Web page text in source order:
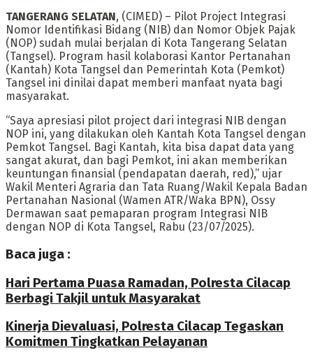
TANGERANG SELATAN, (CIMED) – Pilot Project Integrasi
Nomor Identifikasi Bidang (NIB) dan Nomor Objek Pajak
(NOP) sudah mulai berjalan di Kota Tangerang Selatan
(Tangsel). Program hasil kolaborasi Kantor Pertanahan
(Kantah) Kota Tangsel dan Pemerintah Kota (Pemkot)
Tangsel ini dinilai dapat memberi manfaat nyata bagi
masyarakat.
“Saya apresiasi pilot project dari integrasi NIB dengan
NOP ini, yang dilakukan oleh Kantah Kota Tangsel dengan
Pemkot Tangsel. Bagi Kantah, kita bisa dapat data yang
sangat akurat, dan bagi Pemkot, ini akan memberikan
keuntungan finansial (pendapatan daerah, red),” ujar
Wakil Menteri Agraria dan Tata Ruang/Wakil Kepala Badan
Pertanahan Nasional (Wamen ATR/Waka BPN), Ossy
Dermawan saat pemaparan program Integrasi NIB
dengan NOP di Kota Tangsel, Rabu (23/07/2025).
Baca juga :
Hari Pertama Puasa Ramadan, Polresta Cilacap
Berbagi Takjil untuk Masyarakat
Kinerja Dievaluasi, Polresta Cilacap Tegaskan
Komitmen Tingkatkan Pelayanan